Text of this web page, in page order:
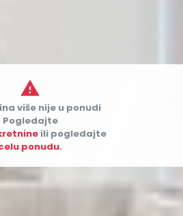

više nije u ponudi
Pogledajte
ili pogledajte
ponudu.